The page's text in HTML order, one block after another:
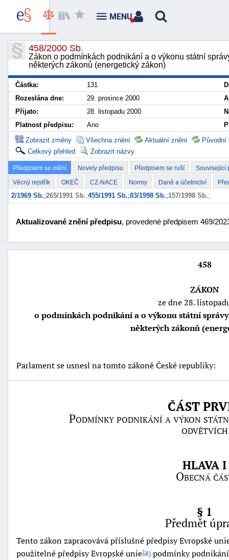
458/2000 Sb.
Zákon o podmínkách podnikání a o výkonu státní
některých zákonů (energetický zákon)
Částka: 131
Rozeslána dne:
29. prosince 2000
Přijato:
28. listopadu 2000
Platnost předpisu:
Ano
Zobrazit změny
Všechna znění Aktuální znění
Původní
Celkový přehled
Zobrazit názvy
Předpisem se mění Novely předpisu Předpisem se ruší Související
Věcný rejstřík OKEČ CZ-NACE Normy Daně a účetnictví
2/1969 Sb.;265/1991 Sb.;455/1991 Sb.;83/1998 Sb.;157/1998 Sb.;
Aktualizované znění předpisu, provedené předpisem 469/
458
ZÁKON
ze dne 28.
o podmínkách podnikání a o výkonu státní
některých zákonů
Parlament se usnesl na tomto zákoně České republiky:
ČÁST
Podmínky podnikání a výkon
odvětvích
HLAVA I
Obecná
§ 1
Předmět
Tento zákon zapracovává příslušné předpisy Evropské
použitelné předpisy Evropské unie1a)podmínky
MENU